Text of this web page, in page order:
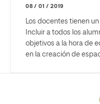
08 / 01 / 2019
Los docentes tienen
Incluir a todos los
objetivos a la hora de
en la creación de